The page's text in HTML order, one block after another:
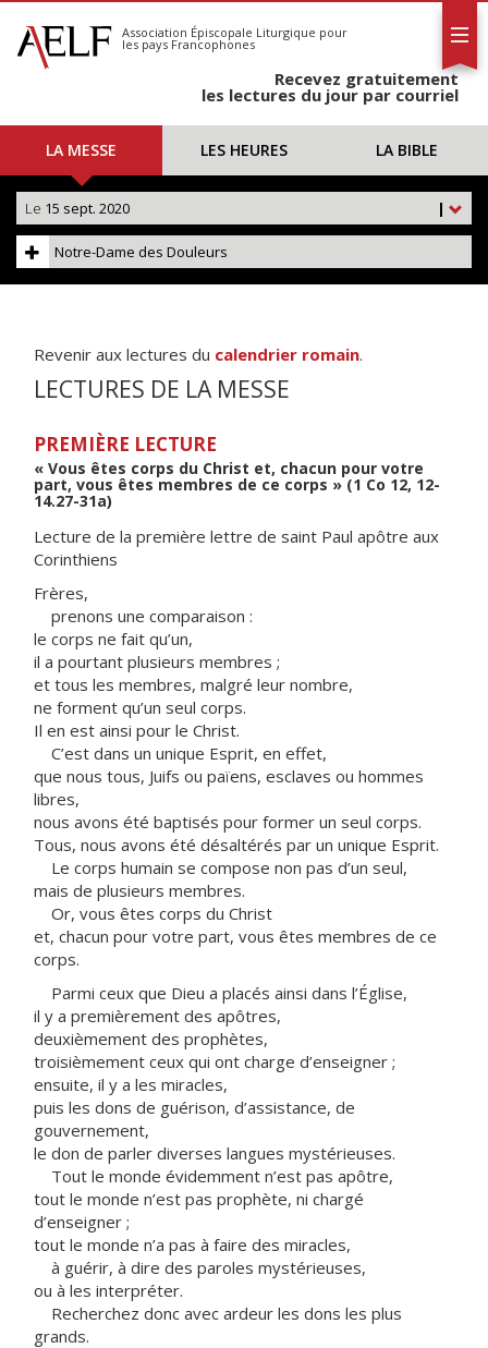
S'abonner
Calendrier
Association Épiscopale Liturgique pour
les pays Francophones
Recevez gratuitement
les lectures du jour par courriel
LA MESSE LES HEURES LA BIBLE
|
Le 15 sept. 2020
Notre-Dame des Douleurs
Revenir aux lectures du calendrier romain.
LECTURES DE LA MESSE
PREMIÈRE LECTURE
« Vous êtes corps du Christ et, chacun pour votre
part, vous êtes membres de ce corps » (1 Co 12, 12-
14.27-31a)
Lecture de la première lettre de saint Paul apôtre aux
Corinthiens
Frères,
prenons une comparaison :
le corps ne fait qu’un,
il a pourtant plusieurs membres ;
et tous les membres, malgré leur nombre,
ne forment qu’un seul corps.
Il en est ainsi pour le Christ.
C’est dans un unique Esprit, en effet,
que nous tous, Juifs ou païens, esclaves ou hommes
libres,
nous avons été baptisés pour former un seul corps.
Tous, nous avons été désaltérés par un unique Esprit.
Le corps humain se compose non pas d’un seul,
mais de plusieurs membres.
Or, vous êtes corps du Christ
et, chacun pour votre part, vous êtes membres de ce
corps.
Parmi ceux que Dieu a placés ainsi dans l’Église,
il y a premièrement des apôtres,
deuxièmement des prophètes,
troisièmement ceux qui ont charge d’enseigner ;
ensuite, il y a les miracles,
puis les dons de guérison, d’assistance, de
gouvernement,
le don de parler diverses langues mystérieuses.
Tout le monde évidemment n’est pas apôtre,
tout le monde n’est pas prophète, ni chargé
d’enseigner ;
tout le monde n’a pas à faire des miracles,
à guérir, à dire des paroles mystérieuses,
ou à les interpréter.
Recherchez donc avec ardeur les dons les plus
grands.